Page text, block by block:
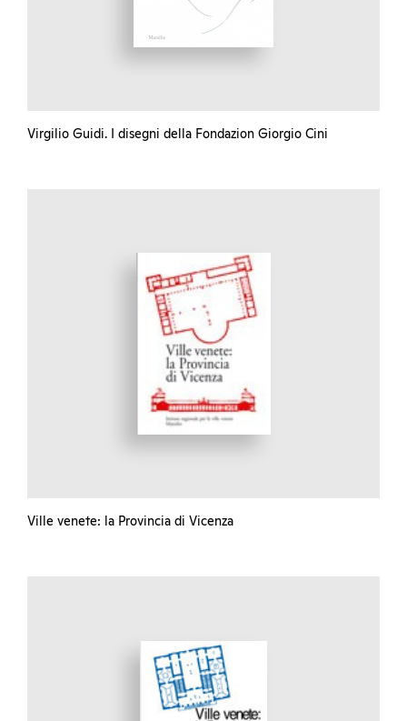
Virgilio Guidi. I disegni della Fondazion Giorgio Cini
Ville venete: la Provincia di Vicenza